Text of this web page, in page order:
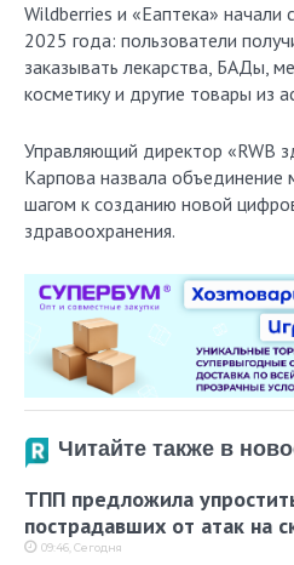
Wildberries и «Еаптека» начали
2025 года: пользователи
заказывать лекарства, БАДы,
косметику и другие товары из
Управляющий директор «RWB
Карпова назвала объединение
шагом к созданию новой
здравоохранения.
Читайте также в
ТПП предложила
пострадавших от атак на
09:46, Сегодня